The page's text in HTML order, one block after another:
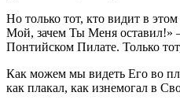
Но только тот, кто видит в
Мой, зачем Ты Меня оставил!»
Понтийском Пилате. Только
Как можем мы видеть Его во
как плакал, как изнемогал в